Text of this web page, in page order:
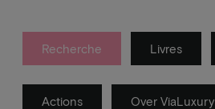
Recherche Livres
Actions Over ViaLuxury